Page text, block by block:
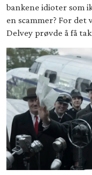
bankene idioter som
en scammer? For det
Delvey prøvde å få